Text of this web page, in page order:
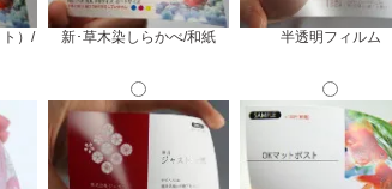
）/
新･草木染しらかべ/和紙 半透明フィルム